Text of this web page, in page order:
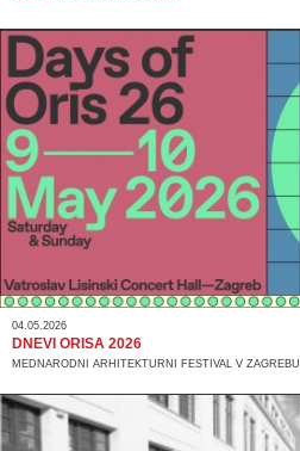
04.05.2026
DNEVI ORISA 2026
MEDNARODNI ARHITEKTURNI FESTIVAL V ZAGREBU